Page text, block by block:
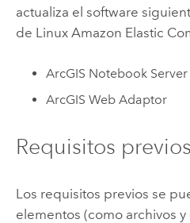
actualiza el software
de Linux Amazon Elastic
ArcGIS Notebook Server
ArcGIS Web Adaptor
Requisitos previos
Los requisitos previos se
elementos (como archivos